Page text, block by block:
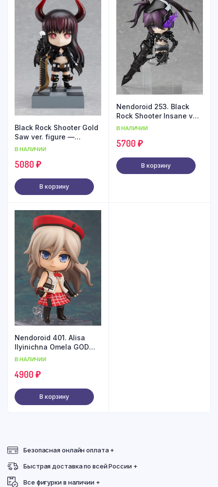
Black Rock Shooter Gold
Saw ver. figure —
Nendoroid 402
В НАЛИЧИИ
5080 ₽
В корзину
Nendoroid 253. Black
Rock Shooter Insane ver.
figure
В НАЛИЧИИ
5700 ₽
В корзину
Nendoroid 401. Alisa
Ilyinichna Omela GOD
EATER
В НАЛИЧИИ
4900 ₽
В корзину
Безопасная онлайн оплата +
Быстрая доставка по всей России +
Все фигурки в наличии +